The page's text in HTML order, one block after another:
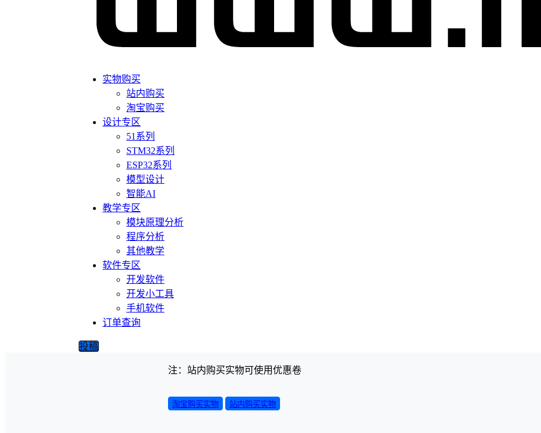
实物购买
站内购买
淘宝购买
设计专区
51系列
STM32系列
ESP32系列
模型设计
智能AI
教学专区
模块原理分析
程序分析
其他教学
软件专区
开发软件
开发小工具
手机软件
订单查询
投稿
注：站内购买实物可使用优惠卷
淘宝购买实物 站内购买实物